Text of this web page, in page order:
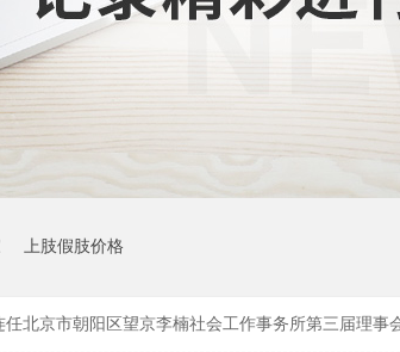
上肢假肢价格
任北京市朝阳区望京李楠社会工作事务所第三届理事